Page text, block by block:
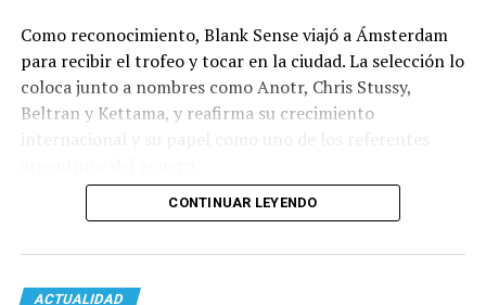
Como reconocimiento, Blank Sense viajó a Ámsterdam
para recibir el trofeo y tocar en la ciudad. La selección lo
coloca junto a nombres como Anotr, Chris Stussy,
Beltran y Kettama, y reafirma su crecimiento
CONTINUAR LEYENDO
ACTUALIDAD